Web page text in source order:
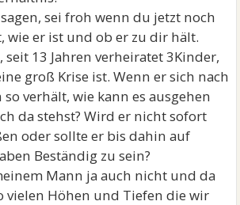
sei froh wenn du jetzt noch
wie er ist und ob er zu dir hält.
seit 13 Jahren verheiratet 3Kinder,
groß Krise ist. Wenn er sich nach
verhält, wie kann es ausgehen
da stehst? Wird er nicht sofort
oder sollte er bis dahin auf
Beständig zu sein?
Mann ja auch nicht und da
vielen Höhen und Tiefen die wir